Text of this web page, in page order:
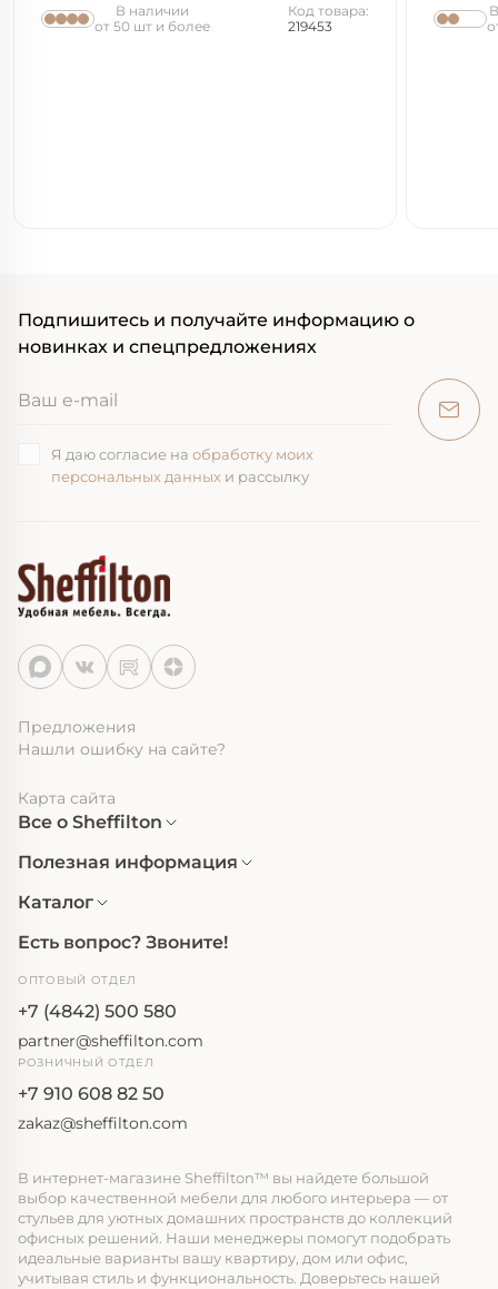
В наличии
от 50 шт и более
Код товара:
219453
Подпишитесь и получайте информацию о
новинках и спецпредложениях
Я даю согласие на обработку моих
персональных данных и рассылку
Предложения
Нашли ошибку на сайте?
Карта сайта
Все о Sheffilton
Полезная информация
Каталог
Есть вопрос? Звоните!
ОПТОВЫЙ ОТДЕЛ
+7 (4842) 500 580
partner@sheffilton.com
РОЗНИЧНЫЙ ОТДЕЛ
+7 910 608 82 50
zakaz@sheffilton.com
В интернет-магазине Sheffilton™ вы найдете большой
выбор качественной мебели для любого интерьера — от
стульев для уютных домашних пространств до коллекций
офисных решений. Наши менеджеры помогут подобрать
идеальные варианты вашу квартиру, дом или офис,
учитывая стиль и функциональность. Доверьтесь нашей